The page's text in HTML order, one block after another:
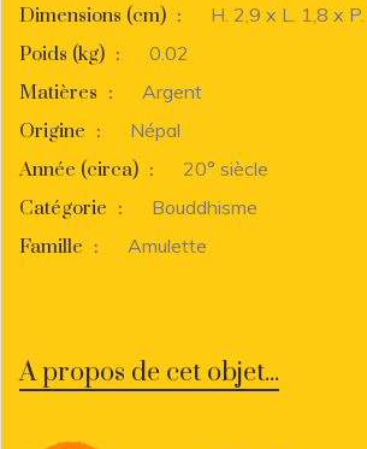
Dimensions (cm) :
H. 2,9 x L. 1,8 x
Poids (kg) :
0.02
Matières :
Argent
Origine :
Népal
Année (circa) :
20° siècle
Catégorie :
Bouddhisme
Famille : Amulette
A propos de cet objet...